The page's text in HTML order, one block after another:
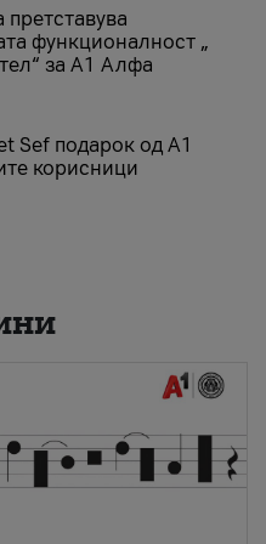
претставува
функционалност „
за А1 Алфа
Sеf подарок од А1
корисници